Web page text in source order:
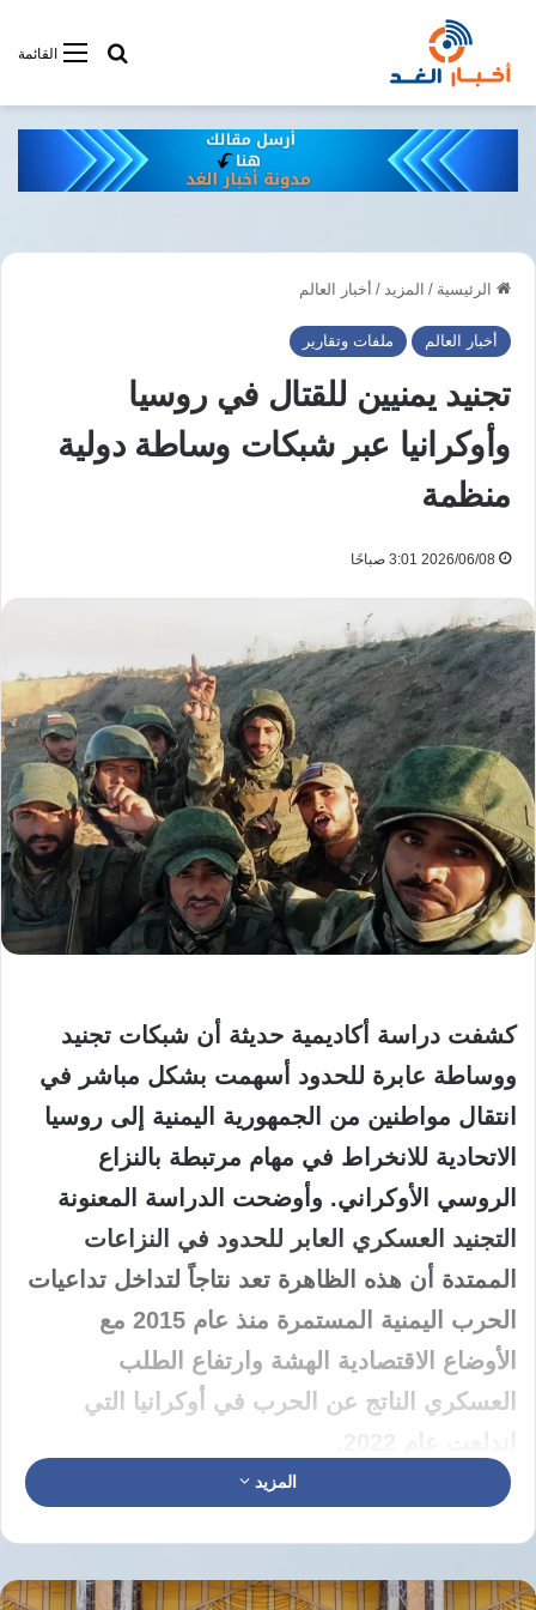
القائمةأبحت فى
الرئيسية / المزيد / أخبار العالم
أخبار العالم ملفات وتقارير
تجنيد يمنيين للقتال في روسيا
وأوكرانيا عبر شبكات وساطة دولية
منظمة
2026/06/08 3:01 صباحًا
كشفت دراسة أكاديمية حديثة أن شبكات تجنيد
ووساطة عابرة للحدود أسهمت بشكل مباشر في
انتقال مواطنين من الجمهورية اليمنية إلى روسيا
الاتحادية للانخراط في مهام مرتبطة بالنزاع
الروسي الأوكراني. وأوضحت الدراسة المعنونة
التجنيد العسكري العابر للحدود في النزاعات
الممتدة أن هذه الظاهرة تعد نتاجاً لتداخل تداعيات
الحرب اليمنية المستمرة منذ عام 2015 مع
الأوضاع الاقتصادية الهشة وارتفاع الطلب
العسكري الناتج عن الحرب في أوكرانيا التي
أعد الباحثان نجيب أحمد محمد وفيصل علي هذه
من مجلة علمية دولية صادرة عن دار لندن للنشر
المزيد